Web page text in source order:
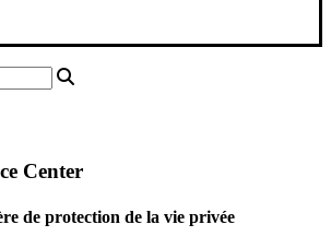
Center
de protection de la vie privée